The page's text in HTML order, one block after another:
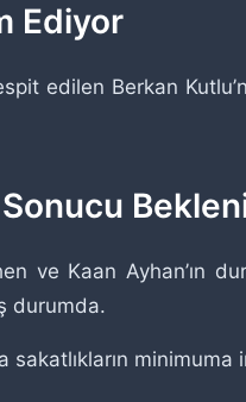
Ediyor
edilen Berkan
ve Kaan Ayhan’ın
durumda.